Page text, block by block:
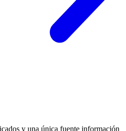
y una única fuente información